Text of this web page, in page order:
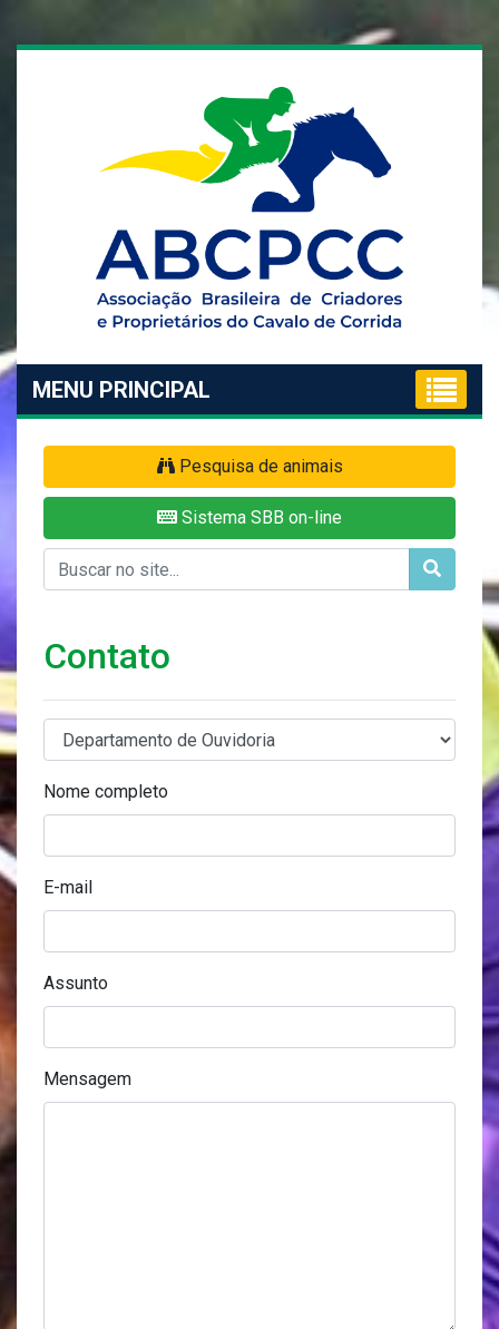
MENU PRINCIPAL
Pesquisa de animais
Sistema SBB on-line
Contato
Nome completo
E-mail
Assunto
Mensagem